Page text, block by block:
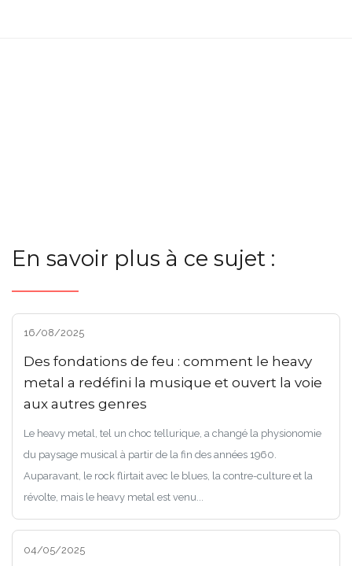
En savoir plus à ce sujet :
16/08/2025
Des fondations de feu : comment le heavy
metal a redéfini la musique et ouvert la voie
aux autres genres
Le heavy metal, tel un choc tellurique, a changé la physionomie
du paysage musical à partir de la fin des années 1960.
Auparavant, le rock flirtait avec le blues, la contre-culture et la
révolte, mais le heavy metal est venu...
04/05/2025